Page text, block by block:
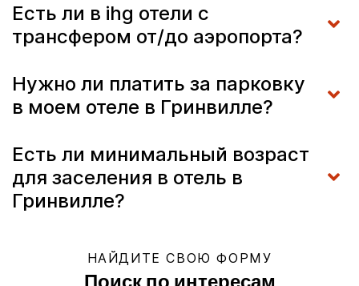
Есть ли в ihg отели с
трансфером от/до аэропорта?
Нужно ли платить за парковку
в моем отеле в Гринвилле?
Есть ли минимальный возраст
для заселения в отель в
Гринвилле?
НАЙДИТЕ СВОЮ ФОРМУ